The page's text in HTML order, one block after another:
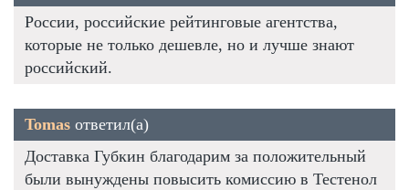
России, российские рейтинговые агентства,
которые не только дешевле, но и лучше знают
российский.
Tomas ответил(а)
Доставка Губкин благодарим за положительный
были вынуждены повысить комиссию в Тестенол